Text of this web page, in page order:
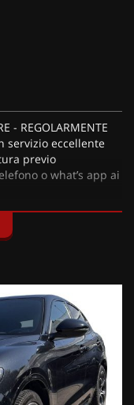
- REGOLARMENTE
servizio eccellente
previo
o what’s app ai
(privati/ditte
estensione “valore
obbligatoriamente